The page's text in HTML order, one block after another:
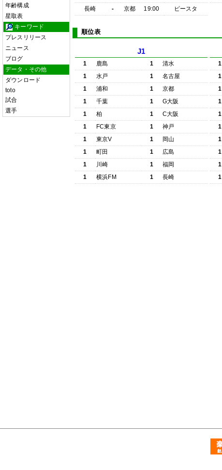
年齢構成
星取表
キーワード
プレスリリース
ニュース
ブログ
データ・その他
ダウンロード
toto
試合
選手
長崎
- 京都 19:00 ピースタ
順位表
J1
1 鹿島 1
清水
1
水戸 1
名古屋
1
浦和 1
京都
1
千葉 1
G大阪
1
柏 1
C大阪
1
FC東京 1
神戸
1
東京V 1
岡山
1
町田 1
広島
1
川崎 1
福岡
1
横浜FM 1 長崎
1
1
1
1
1
1
1
1
1
1